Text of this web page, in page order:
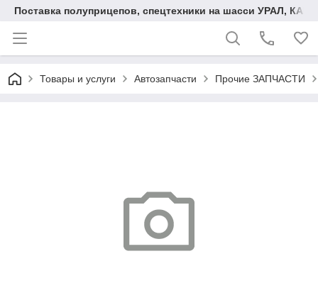
Поставка полуприцепов, спецтехники на шасси УРАЛ,
Товары и услуги Автозапчасти Прочие ЗАПЧАСТИ